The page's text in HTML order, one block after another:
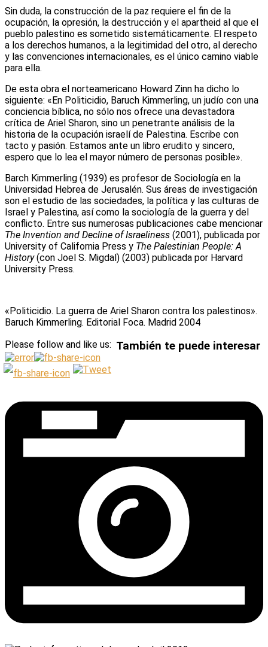
Sin duda, la construcción de la paz requiere el fin de la
ocupación, la opresión, la destrucción y el apartheid al que el
pueblo palestino es sometido sistemáticamente. El respeto
a los derechos humanos, a la legitimidad del otro, al derecho
y las convenciones internacionales, es el único camino viable
para ella.
De esta obra el norteamericano Howard Zinn ha dicho lo
siguiente: «En Politicidio, Baruch Kimmerling, un judío con una
conciencia bíblica, no sólo nos ofrece una devastadora
crítica de Ariel Sharon, sino un penetrante análisis de la
historia de la ocupación israelí de Palestina. Escribe con
tacto y pasión. Estamos ante un libro erudito y sincero,
espero que lo lea el mayor número de personas posible».
Barch Kimmerling (1939) es profesor de Sociología en la
Universidad Hebrea de Jerusalén. Sus áreas de investigación
son el estudio de las sociedades, la política y las culturas de
Israel y Palestina, así como la sociología de la guerra y del
conflicto. Entre sus numerosas publicaciones cabe mencionar
The Invention and Decline of Israeliness (2001), publicada por
University of California Press y The Palestinian People: A
History(con Joel S. Migdal) (2003) publicada por Harvard
University Press.
«Politicidio. La guerra de Ariel Sharon contra los palestinos».
Baruch Kimmerling. Editorial Foca. Madrid 2004
Please follow and like us: También te puede interesar